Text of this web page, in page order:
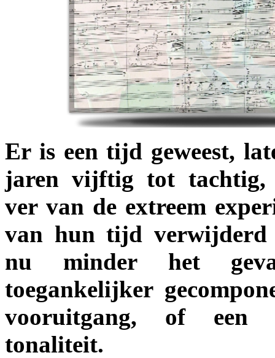
Er is een tijd geweest,
jaren vijftig tot tachtig,
ver van de extreem
van hun tijd verwijderd
nu minder het
toegankelijker
vooruitgang, of een
tonaliteit.